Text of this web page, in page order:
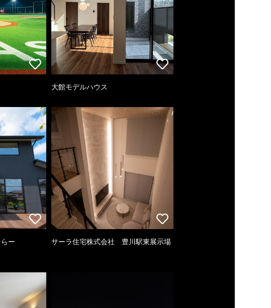
大館モデルハウス
ー サーラ住宅株式会社 豊川駅東展示場